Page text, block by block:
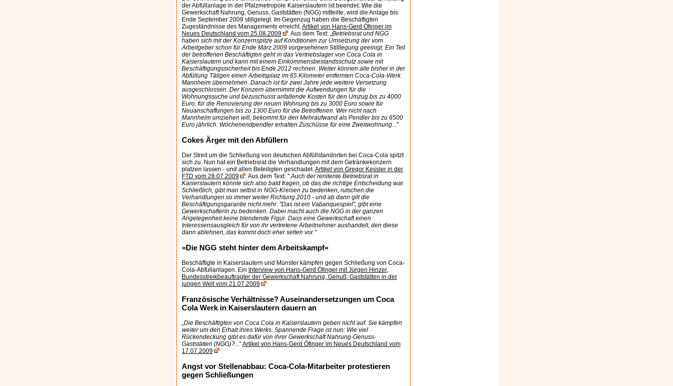
der Abfüllanlage in der Pfalzmetropole Kaiserslautern ist beendet. Wie die
Gewerkschaft Nahrung, Genuss, Gaststätten (NGG) mitteilte, wird die Anlage bis
Ende September 2009 stillgelegt. Im Gegenzug haben die Beschäftigten
Zugeständnisse des Managements erreicht.Artikel von Hans-Gerd Öfinger im
Neues Deutschland vom 25.08.2009
. Aus dem Text: „Betriebsrat und NGG
haben sich mit der Konzernspitze auf Konditionen zur Umsetzung der vom
Arbeitgeber schon für Ende März 2009 vorgesehenen Stilllegung geeinigt. Ein Teil
der betroffenen Beschäftigten geht in das Vertriebslager von Coca Cola in
Kaiserslautern und kann mit einem Einkommensbestandsschutz sowie mit
Beschäftigungssicherheit bis Ende 2012 rechnen. Weiter können alle bisher in der
Abfüllung Tätigen einen Arbeitsplatz im 65 Kilometer entfernten Coca-Cola-Werk
Mannheim übernehmen. Danach ist für zwei Jahre jede weitere Versetzung
ausgeschlossen. Der Konzern übernimmt die Aufwendungen für die
Wohnungssuche und bezuschusst anfallende Kosten für den Umzug bis zu 4000
Euro, für die Renovierung der neuen Wohnung bis zu 3000 Euro sowie für
Neuanschaffungen bis zu 1300 Euro für die Betroffenen. Wer nicht nach
Mannheim umziehen will, bekommt für den Mehraufwand als Pendler bis zu 6500
Euro jährlich. Wochenendpendler erhalten Zuschüsse für eine Zweitwohnung..."
Cokes Ärger mit den Abfüllern
Der Streit um die Schließung von deutschen Abfüllstandorten bei Coca-Cola spitzt
sich zu. Nun hat ein Betriebsrat die Verhandlungen mit dem Getränkekonzern
platzen lassen - und allen Beteiligten geschadet.Artikel von Gregor Kessler in der
FTD vom 28.07.2009
. Aus dem Text: ".Auch der renitente Betriebsrat in
Kaiserslautern könnte sich also bald fragen, ob das die richtige Entscheidung war.
Schließlich, gibt man selbst in NGG-Kreisen zu bedenken, rutschen die
Verhandlungen so immer weiter Richtung 2010 - und ab dann gilt die
Beschäftigungsgarantie nicht mehr. "Das ist ein Vabanquespiel", gibt eine
Gewerkschafterin zu bedenken. Dabei macht auch die NGG in der ganzen
Angelegenheit keine blendende Figur. Dass eine Gewerkschaft einen
Interessensausgleich für von ihr vertretene Arbeitnehmer aushandelt, den diese
dann ablehnen, das kommt doch eher selten vor."
»Die NGG steht hinter dem Arbeitskampf«
Beschäftigte in Kaiserslautern und Münster kämpfen gegen Schließung von Coca-
Cola-Abfüllanlagen. Ein Interview von Hans-Gerd Öfinger mit Jürgen Hinzer,
Bundesstreikbeauftragter der Gewerkschaft Nahrung, Genuß, Gaststätten in der
jungen Welt vom 21.07.2009
Französische Verhältnisse? Auseinandersetzungen um Coca
Cola Werk in Kaiserslautern dauern an
„Die Beschäftigten von Coca Cola in Kaiserslautern geben nicht auf. Sie kämpfen
weiter um den Erhalt ihres Werks. Spannende Frage ist nun: Wie viel
Rückendeckung gibt es dafür von ihrer Gewerkschaft Nahrung-Genuss-
Gaststätten (NGG)?...“Artikel von Hans-Gerd Öfinger im Neues Deutschland vom
17.07.2009
Angst vor Stellenabbau: Coca-Cola-Mitarbeiter protestieren
gegen Schließungen